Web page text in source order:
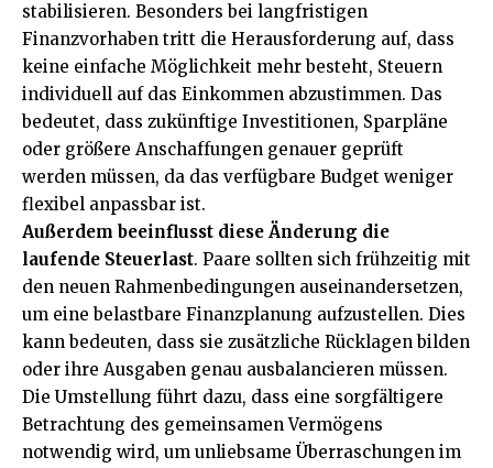
stabilisieren. Besonders bei langfristigen
Finanzvorhaben tritt die Herausforderung auf, dass
keine einfache Möglichkeit mehr besteht, Steuern
individuell auf das Einkommen abzustimmen. Das
bedeutet, dass zukünftige Investitionen, Sparpläne
oder größere Anschaffungen genauer geprüft
werden müssen, da das verfügbare Budget weniger
flexibel anpassbar ist.
Außerdem beeinflusst diese Änderung die
laufende Steuerlast. Paare sollten sich frühzeitig mit
den neuen Rahmenbedingungen auseinandersetzen,
um eine belastbare Finanzplanung aufzustellen. Dies
kann bedeuten, dass sie zusätzliche Rücklagen bilden
oder ihre Ausgaben genau ausbalancieren müssen.
Die Umstellung führt dazu, dass eine sorgfältigere
Betrachtung des gemeinsamen Vermögens
notwendig wird, um unliebsame Überraschungen im